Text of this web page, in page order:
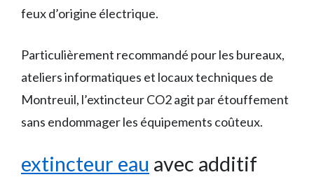
feux d’origine électrique.
Particulièrement recommandé pour les bureaux,
ateliers informatiques et locaux techniques de
Montreuil, l’extincteur CO2 agit par étouffement
sans endommager les équipements coûteux.
extincteur eau avec additif